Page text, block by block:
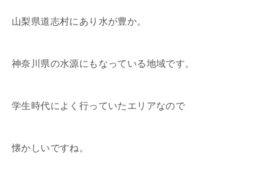
山梨県道志村にあり水が豊か。
神奈川県の水源にもなっている地域です。
学生時代によく行っていたエリアなので
懐かしいですね。